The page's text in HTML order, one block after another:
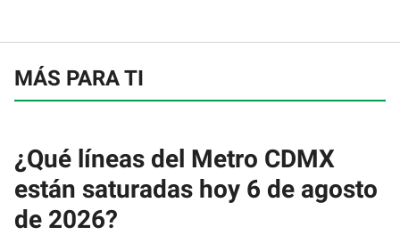
MÁS PARA TI
¿Qué líneas del Metro CDMX
están saturadas hoy 6 de agosto
de 2026?